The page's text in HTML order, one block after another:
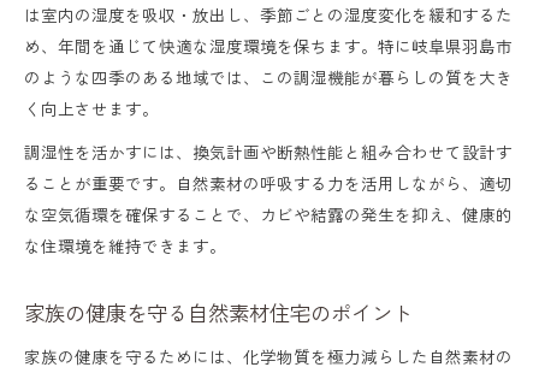
健康志向に選ばれる自然素材住宅の特徴
自然素材による空気の質と快適性の違い
子どもにやさしい自然素材住宅の魅力
自然素材住宅で安心して暮らすための工夫
家族の安心に寄り添う住まい選び
自然素材住宅を選ぶときの安心ポイント解
自然素材が叶える家族の安全な暮らし方
住宅会社の対応やアフターサービスを比較
は室内の湿度を吸収・放出し、季節ごとの湿度変化を緩和するた
め、年間を通じて快適な湿度環境を保ちます。特に岐阜県羽島市
のような四季のある地域では、この調湿機能が暮らしの質を大き
く向上させます。
調湿性を活かすには、換気計画や断熱性能と組み合わせて設計す
ることが重要です。自然素材の呼吸する力を活用しながら、適切
な空気循環を確保することで、カビや結露の発生を抑え、健康的
な住環境を維持できます。
家族の健康を守る自然素材住宅のポイント
家族の健康を守るためには、化学物質を極力減らした自然素材の